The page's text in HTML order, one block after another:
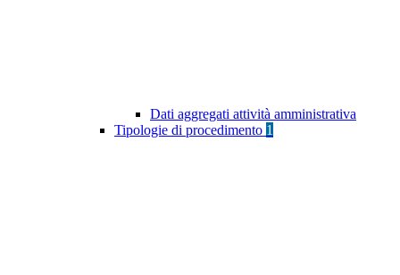
Dati aggregati attività amministrativa
Tipologie di procedimento 1